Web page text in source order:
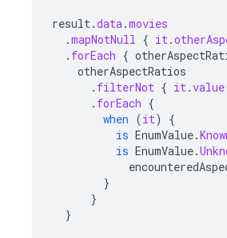
result.data.movies
.mapNotNull { it.
. forEach {
otherAspectRatios
. filterNot { it.value
. forEach {
when (it)
{
is EnumValue.
is EnumValue.
}
}
}